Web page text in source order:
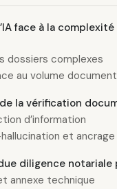
face à la complexité
dossiers complexes
au volume
la vérification
d’information
et
diligence notariale
annexe technique